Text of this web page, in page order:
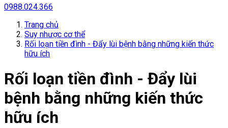
0988.024.366
Trang chủ
Suy nhược cơ thể
Rối loạn tiền đình - Đẩy lùi bệnh bằng những kiến thức
hữu ích
Rối loạn tiền đình - Đẩy lùi
bệnh bằng những kiến thức
hữu ích